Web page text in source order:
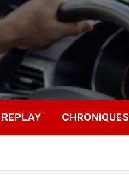
REPLAY CHRONIQUES